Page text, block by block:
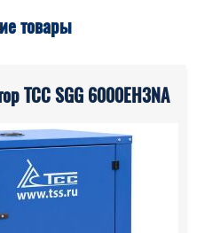
товары
ТСС SGG 6000EH3NA